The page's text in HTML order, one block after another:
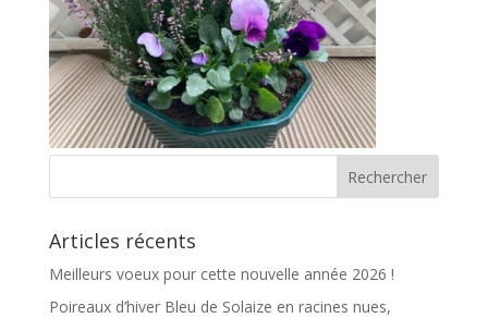
Articles récents
Meilleurs voeux pour cette nouvelle année 2026 !
Poireaux d’hiver Bleu de Solaize en racines nues,